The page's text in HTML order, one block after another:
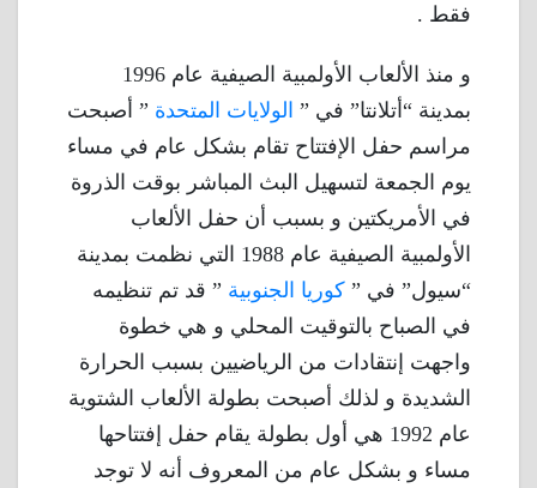
فقط .
و منذ الألعاب الأولمبية الصيفية عام 1996
بمدينة “أتلانتا” في ” الولايات المتحدة ” أصبحت
مراسم حفل الإفتتاح تقام بشكل عام في مساء
يوم الجمعة لتسهيل البث المباشر بوقت الذروة
في الأمريكتين و بسبب أن حفل الألعاب
الأولمبية الصيفية عام 1988 التي نظمت بمدينة
“سيول” في ” كوريا الجنوبية ” قد تم تنظيمه
في الصباح بالتوقيت المحلي و هي خطوة
واجهت إنتقادات من الرياضيين بسبب الحرارة
الشديدة و لذلك أصبحت بطولة الألعاب الشتوية
عام 1992 هي أول بطولة يقام حفل إفتتاحها
مساء و بشكل عام من المعروف أنه لا توجد